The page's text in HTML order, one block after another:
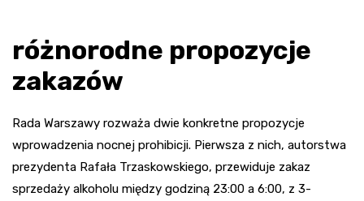
różnorodne propozycje
zakazów
Rada Warszawy rozważa dwie konkretne propozycje
wprowadzenia nocnej prohibicji. Pierwsza z nich, autorstwa
prezydenta Rafała Trzaskowskiego, przewiduje zakaz
sprzedaży alkoholu między godziną 23:00 a 6:00, z 3-